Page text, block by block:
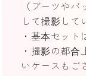
（ブーツや
して撮影して
・基本セッ
・撮影の都
いケースも